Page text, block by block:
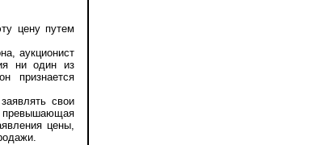
цену путем
аукционист
ни один из
признается
свои
цены,